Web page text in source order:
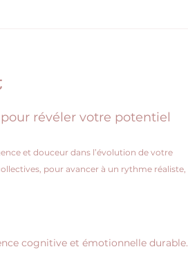
révéler votre potentiel
et douceur dans l’évolution de votre
pour avancer à un rythme réaliste,
cognitive et émotionnelle durable.